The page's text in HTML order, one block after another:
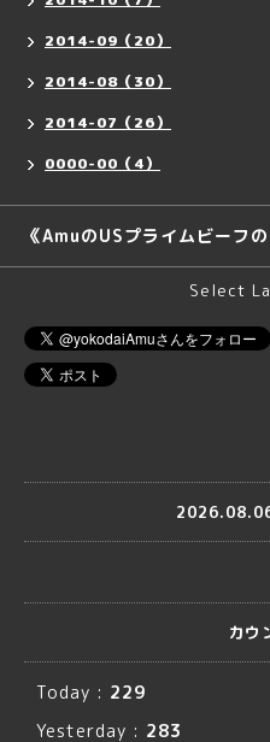
2014-09（20）
2014-08（30）
2014-07（26）
0000-00（4）
《AmuのUSプライムビーフ
Select
カウ
Today : 229
Yesterday : 283